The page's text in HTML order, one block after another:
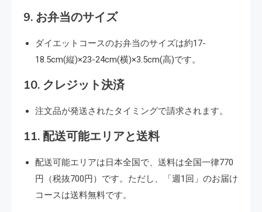
9. お弁当のサイズ
ダイエットコースのお弁当のサイズは約17-
18.5cm(縦)×23-24cm(横)×3.5cm(高)です。
10. クレジット決済
注文品が発送されたタイミングで請求されます。
11.配送可能エリアと送料
配送可能エリアは日本全国で、送料は全国一律770
円（税抜700円）です。ただし、「週1回」のお届け
コースは送料無料です。